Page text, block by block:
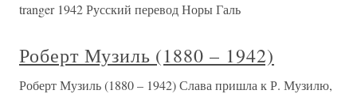
tranger 1942 Русский перевод Норы Галь
Роберт Музиль (1880 – 1942)
Роберт Музиль (1880 – 1942) Слава пришла к Р. Музилю,